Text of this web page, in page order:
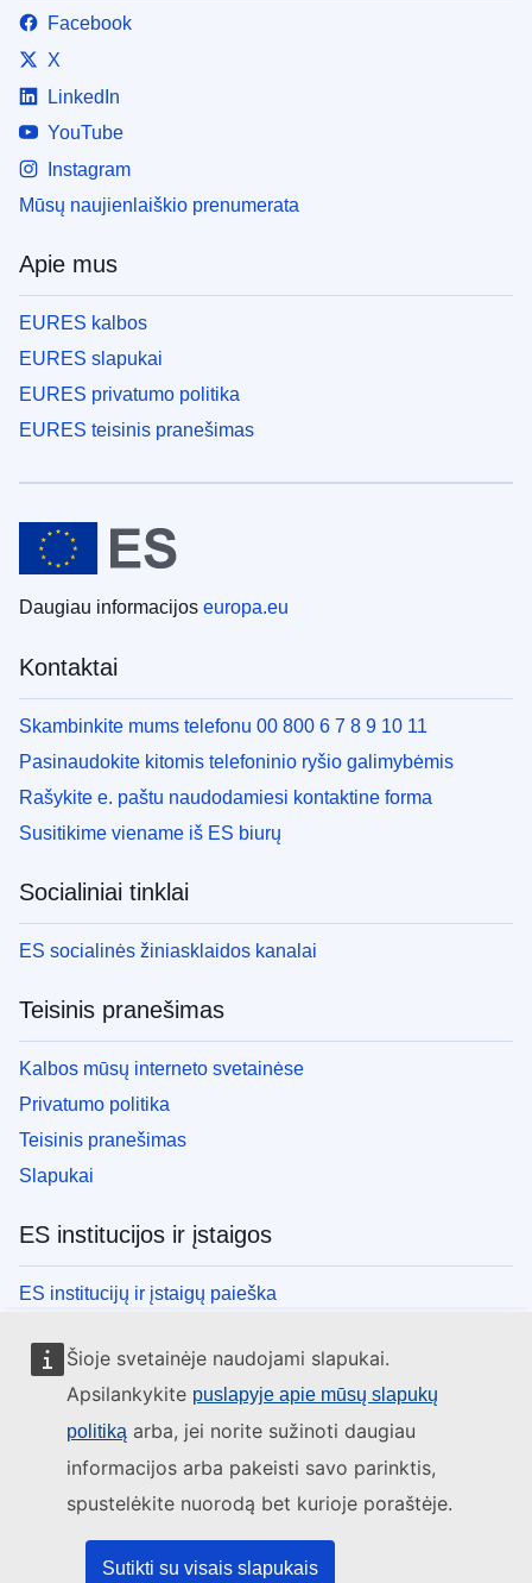
Šioje svetainėje naudojami slapukai.
Apsilankykite puslapyje apie mūsų slapukų
politiką arba, jei norite sužinoti daugiau
informacijos arba pakeisti savo parinktis,
spustelėkite nuorodą bet kurioje poraštėje.
Sutikti su visais slapukais
Facebook
X
LinkedIn
YouTube
Instagram
Mūsų naujienlaiškio prenumerata
Apie mus
EURES kalbos
EURES slapukai
EURES privatumo politika
EURES teisinis pranešimas
Daugiau informacijos europa.eu
Kontaktai
Skambinkite mums telefonu 00 800 6 7 8 9 10 11
Pasinaudokite kitomis telefoninio ryšio galimybėmis
Rašykite e. paštu naudodamiesi kontaktine forma
Susitikime viename iš ES biurų
Socialiniai tinklai
ES socialinės žiniasklaidos kanalai
Teisinis pranešimas
Kalbos mūsų interneto svetainėse
Privatumo politika
Teisinis pranešimas
Slapukai
ES institucijos ir įstaigos
ES institucijų ir įstaigų paieška